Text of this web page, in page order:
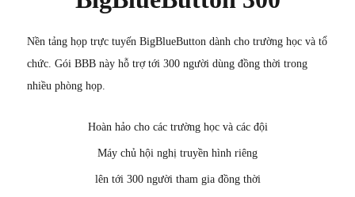
Nền tảng họp trực tuyến BigBlueButton dành cho trường học và tổ
chức. Gói BBB này hỗ trợ tới 300 người dùng đồng thời trong
nhiều phòng họp.
Hoàn hảo cho các trường học và các đội
Máy chủ hội nghị truyền hình riêng
lên tới 300 người tham gia đồng thời